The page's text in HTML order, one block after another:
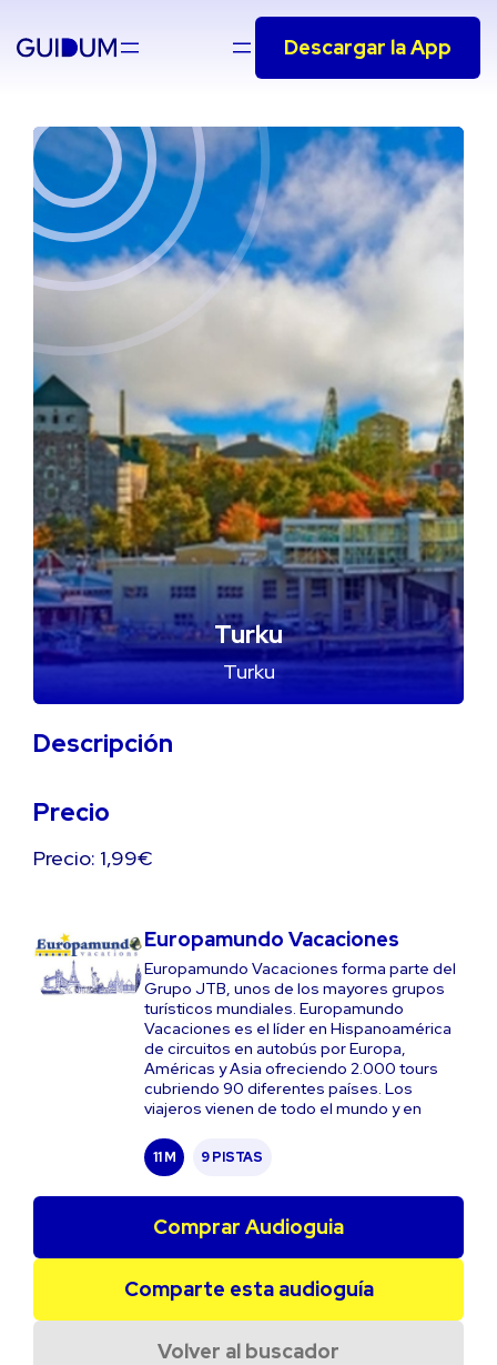
Saltar
Descargar la App
Turku
Turku
Descripción
Precio
Precio: 1,99€
Europamundo Vacaciones
Europamundo Vacaciones forma parte del
Grupo JTB, unos de los mayores grupos
turísticos mundiales. Europamundo
Vacaciones es el líder en Hispanoamérica
de circuitos en autobús por Europa,
Américas y Asia ofreciendo 2.000 tours
cubriendo 90 diferentes países. Los
viajeros vienen de todo el mundo y en
11 M 9 PISTAS
Comprar Audioguia
Comparte esta audioguía
Volver al buscador